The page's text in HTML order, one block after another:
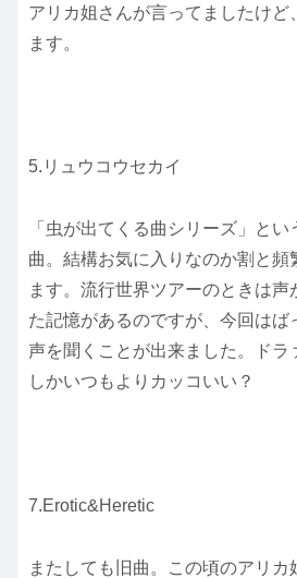
アリカ姐さんが言ってましたけど
ます。
5.リュウコウセカイ
「虫が出てくる曲シリーズ」と
曲。結構お気に入りなのか割と頻
ます。流行世界ツアーのときは声
た記憶があるのですが、今回はば
声を聞くことが出来ました。ドラ
しかいつもよりカッコいい？
7.Erotic&Heretic
またしても旧曲。この頃のアリ